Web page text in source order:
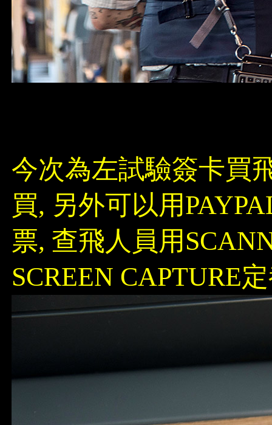
今次為左試驗簽卡買
買, 另外可以用
票, 查飛人員用
SCREEN CAPTURE